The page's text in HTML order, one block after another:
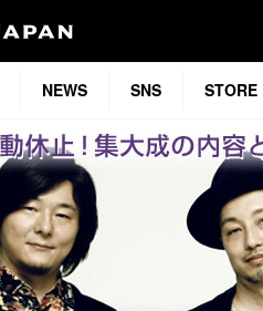
NEWS SNS STORE